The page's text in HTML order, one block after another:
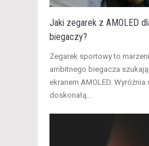
Jaki zegarek z AMOLED
biegaczy?
​Zegarek sportowy to
ambitnego biegacza
ekranem AMOLED. Wyróżnia
doskonałą...